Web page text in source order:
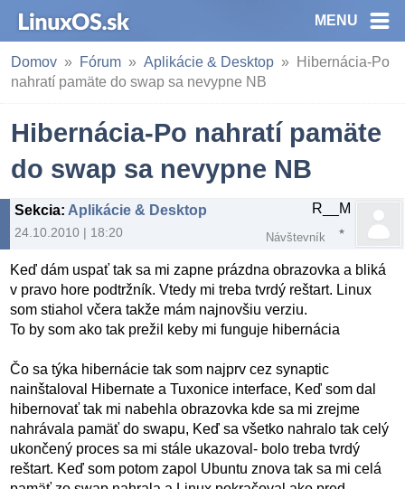
MENU
Domov Fórum Aplikácie & Desktop
Hibernácia-Po
nahratí pamäte do swap sa nevypne NB
Hibernácia-Po nahratí pamäte
do swap sa nevypne NB
Sekcia: Aplikácie & Desktop
24.10.2010 | 18:20
R__M
Návštevník
Keď dám uspať tak sa mi zapne prázdna obrazovka a bliká
v pravo hore podtržník. Vtedy mi treba tvrdý reštart. Linux
som stiahol včera takže mám najnovšiu verziu.
To by som ako tak prežil keby mi funguje hibernácia
Čo sa týka hibernácie tak som najprv cez synaptic
nainštaloval Hibernate a Tuxonice interface, Keď som dal
hibernovať tak mi nabehla obrazovka kde sa mi zrejme
nahrávala pamäť do swapu, Keď sa všetko nahralo tak celý
ukončený proces sa mi stále ukazoval- bolo treba tvrdý
reštart. Keď som potom zapol Ubuntu znova tak sa mi celá